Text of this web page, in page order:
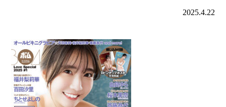
2025.4.22